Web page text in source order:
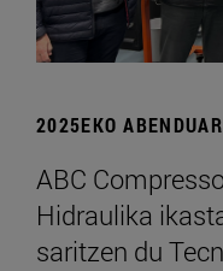
2025EKO
ABC
Hidraulika
saritzen du